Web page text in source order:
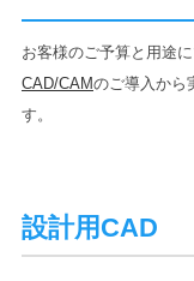
お客様のご予算と用途
CAD/CAMのご導入から
す。
設計用CAD